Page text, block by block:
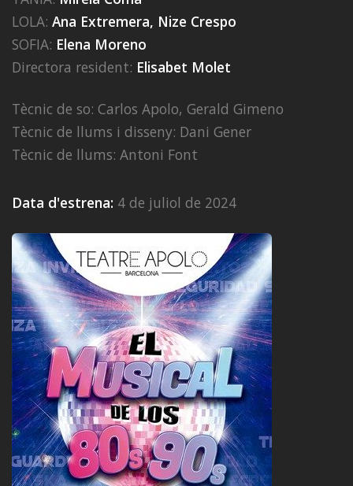
LOLA: Ana Extremera, Nize Crespo
SOFIA: Elena Moreno
Directora resident: Elisabet Molet
Tècnic de so: Carlos Apolo, Gerald Gimeno
Tècnic de llums i disseny: Dani Gener
Tècnic de llums: Antoni Font
Data d'estrena: 4 de juliol de 2024